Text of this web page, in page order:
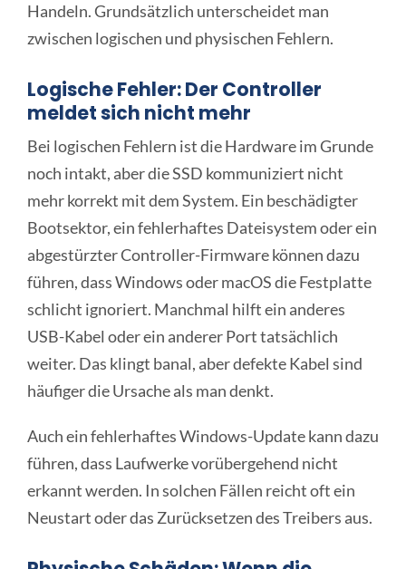
Handeln. Grundsätzlich unterscheidet man
zwischen logischen und physischen Fehlern.
Logische Fehler: Der Controller
meldet sich nicht mehr
Bei logischen Fehlern ist die Hardware im Grunde
noch intakt, aber die SSD kommuniziert nicht
mehr korrekt mit dem System. Ein beschädigter
Bootsektor, ein fehlerhaftes Dateisystem oder ein
abgestürzter Controller-Firmware können dazu
führen, dass Windows oder macOS die Festplatte
schlicht ignoriert. Manchmal hilft ein anderes
USB-Kabel oder ein anderer Port tatsächlich
weiter. Das klingt banal, aber defekte Kabel sind
häufiger die Ursache als man denkt.
Auch ein fehlerhaftes Windows-Update kann dazu
führen, dass Laufwerke vorübergehend nicht
erkannt werden. In solchen Fällen reicht oft ein
Neustart oder das Zurücksetzen des Treibers aus.